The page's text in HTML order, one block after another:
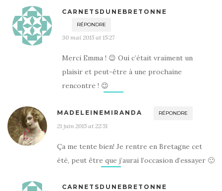
CARNETSDUNEBRETONNE
RÉPONDRE
30 mai 2015 at 15:27
Merci Emma ! 😉 Oui c’était vraiment un
plaisir et peut-être à une prochaine
rencontre ! 😉
MADELEINEMIRANDA RÉPONDRE
21 juin 2015 at 22:51
Ça me tente bien! Je rentre en Bretagne cet
été, peut être que j’aurai l’occasion d’essayer 🙂
CARNETSDUNEBRETONNE